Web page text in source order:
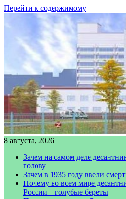
Перейти к содержимому
8 августа, 2026
Зачем на самом деле
голову
Зачем в 1935 году ввели
Почему во всём мире
России – голубые береты